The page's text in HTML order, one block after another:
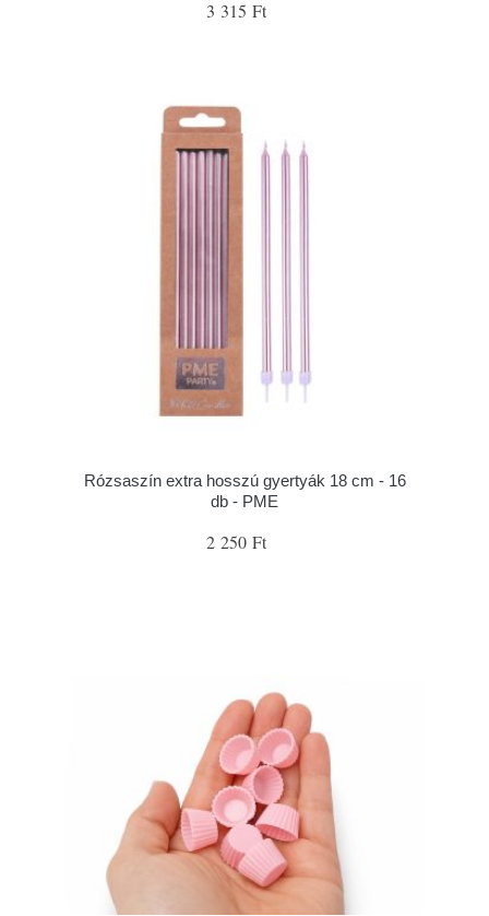
3 315 Ft
Rózsaszín extra hosszú gyertyák 18 cm - 16
db - PME
2 250 Ft